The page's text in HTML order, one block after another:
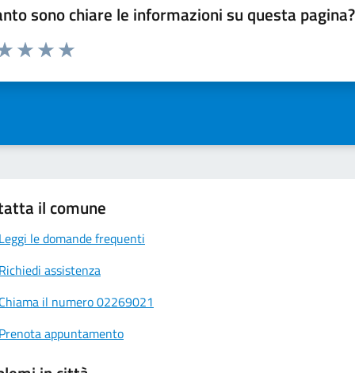
sono chiare le informazioni su questa pagina?
1 a 5 stelle la pagina
il comune
le domande frequenti
assistenza
il numero 02269021
appuntamento